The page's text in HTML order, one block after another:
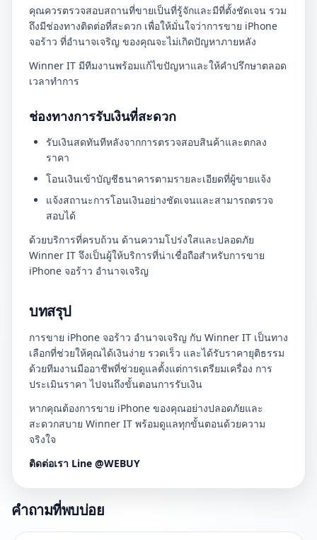
คุณควรตรวจสอบสถานที่ขายเป็นที่รู้จักและมีที่ตั้งชัดเจน รวม
ถึงมีช่องทางติดต่อที่สะดวก เพื่อให้มั่นใจว่าการขาย iPhone
จอร้าว ที่อำนาจเจริญ ของคุณจะไม่เกิดปัญหาภายหลัง
Winner IT มีทีมงานพร้อมแก้ไขปัญหาและให้คำปรึกษาตลอด
เวลาทำการ
ช่องทางการรับเงินที่สะดวก
รับเงินสดทันทีหลังจากการตรวจสอบสินค้าและตกลง
ราคา
โอนเงินเข้าบัญชีธนาคารตามรายละเอียดที่ผู้ขายแจ้ง
แจ้งสถานะการโอนเงินอย่างชัดเจนและสามารถตรวจ
สอบได้
ด้วยบริการที่ครบถ้วน ด้านความโปร่งใสและปลอดภัย
Winner IT จึงเป็นผู้ให้บริการที่น่าเชื่อถือสำหรับการขาย
iPhone จอร้าว อำนาจเจริญ
บทสรุป
การขาย iPhone จอร้าว อำนาจเจริญ กับ Winner IT เป็นทาง
เลือกที่ช่วยให้คุณได้เงินง่าย รวดเร็ว และได้รับราคายุติธรรม
ด้วยทีมงานมืออาชีพที่ช่วยดูแลตั้งแต่การเตรียมเครื่อง การ
ประเมินราคา ไปจนถึงขั้นตอนการรับเงิน
หากคุณต้องการขาย iPhone ของคุณอย่างปลอดภัยและ
สะดวกสบาย Winner IT พร้อมดูแลทุกขั้นตอนด้วยความ
จริงใจ
ติดต่อเรา Line @WEBUY
คำถามที่พบบ่อย